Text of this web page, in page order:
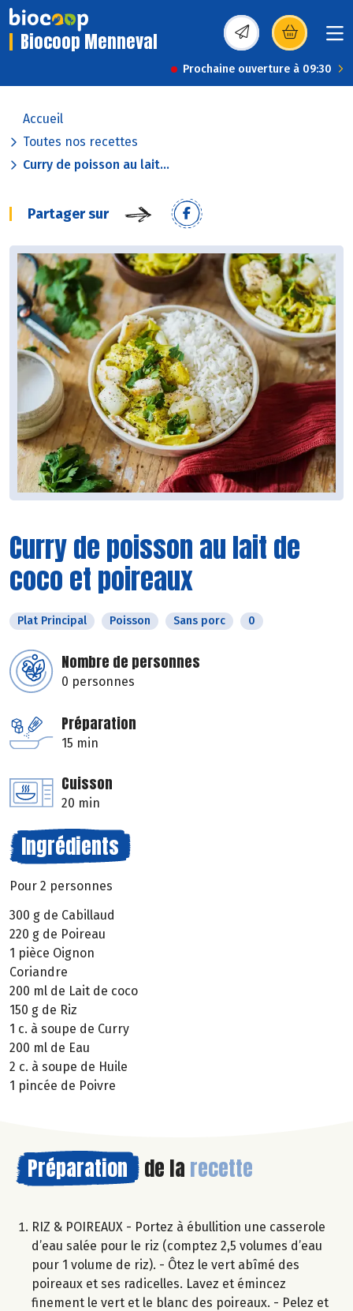
Biocoop Menneval (s’ouvre dans une
Prochaine ouverture à 09:30
Accueil
Toutes nos recettes
Curry de poisson au lait...
Partager sur
Curry de poisson au lait de
coco et poireaux
Plat Principal Poisson Sans porc 0
Nombre de personnes
0 personnes
Préparation
15 min
Cuisson
20 min
Ingrédients
Pour 2 personnes
300 g de Cabillaud
220 g de Poireau
1 pièce Oignon
Coriandre
200 ml de Lait de coco
150 g de Riz
1 c. à soupe de Curry
200 ml de Eau
2 c. à soupe de Huile
1 pincée de Poivre
Préparation de la recette
RIZ & POIREAUX - Portez à ébullition une casserole
d’eau salée pour le riz (comptez 2,5 volumes d’eau
pour 1 volume de riz). - Ôtez le vert abîmé des
poireaux et ses radicelles. Lavez et émincez
finement le vert et le blanc des poireaux. - Pelez et